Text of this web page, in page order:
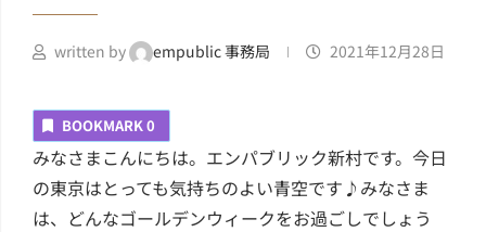
written by empublic 事務局 2021年12月28日
BOOKMARK0
みなさまこんにちは。エンパブリック新村です。今日
の東京はとっても気持ちのよい青空です♪みなさま
は、どんなゴールデンウィークをお過ごしでしょう